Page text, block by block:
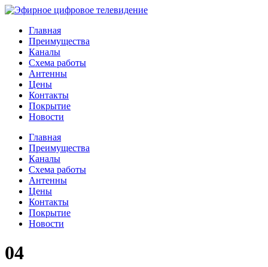
Главная
Преимущества
Каналы
Схема работы
Антенны
Цены
Контакты
Покрытие
Новости
Главная
Преимущества
Каналы
Схема работы
Антенны
Цены
Контакты
Покрытие
Новости
04